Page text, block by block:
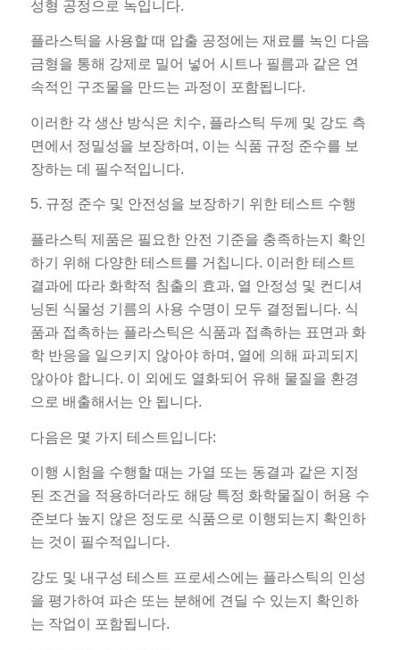
성형 공정으로 녹입니다.
플라스틱을 사용할 때 압출 공정에는 재료를 녹인 다음
금형을 통해 강제로 밀어 넣어 시트나 필름과 같은 연
속적인 구조물을 만드는 과정이 포함됩니다.
이러한 각 생산 방식은 치수, 플라스틱 두께 및 강도 측
면에서 정밀성을 보장하며, 이는 식품 규정 준수를 보
장하는 데 필수적입니다.
5. 규정 준수 및 안전성을 보장하기 위한 테스트 수행
플라스틱 제품은 필요한 안전 기준을 충족하는지 확인
하기 위해 다양한 테스트를 거칩니다. 이러한 테스트
결과에 따라 화학적 침출의 효과, 열 안정성 및 컨디셔
닝된 식물성 기름의 사용 수명이 모두 결정됩니다. 식
품과 접촉하는 플라스틱은 식품과 접촉하는 표면과 화
학 반응을 일으키지 않아야 하며, 열에 의해 파괴되지
않아야 합니다. 이 외에도 열화되어 유해 물질을 환경
으로 배출해서는 안 됩니다.
다음은 몇 가지 테스트입니다:
이행 시험을 수행할 때는 가열 또는 동결과 같은 지정
된 조건을 적용하더라도 해당 특정 화학물질이 허용 수
준보다 높지 않은 정도로 식품으로 이행되는지 확인하
는 것이 필수적입니다.
강도 및 내구성 테스트 프로세스에는 플라스틱의 인성
을 평가하여 파손 또는 분해에 견딜 수 있는지 확인하
는 작업이 포함됩니다.